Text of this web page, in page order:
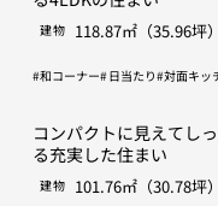
建物 118.87㎡（35.96坪）
和コーナー 日当たり 対面キッ
コンパクトに見えてし
る充実した住まい
建物 101.76㎡（30.78坪）